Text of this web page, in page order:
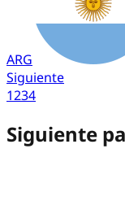
ARG
Siguiente
1234
Siguiente